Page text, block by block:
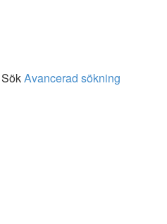
SökAvancerad sökning